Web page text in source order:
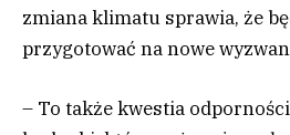
zmiana klimatu sprawia, że
przygotować na nowe
– To także kwestia